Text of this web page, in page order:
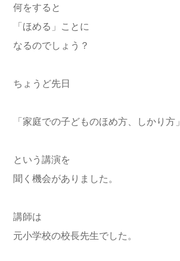
何をすると
「ほめる」ことに
なるのでしょう？
ちょうど先日
「家庭での子どものほめ方、しかり方」
という講演を
聞く機会がありました。
講師は
元小学校の校長先生でした。